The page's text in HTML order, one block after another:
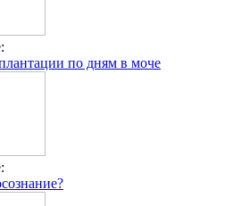
по дням в моче